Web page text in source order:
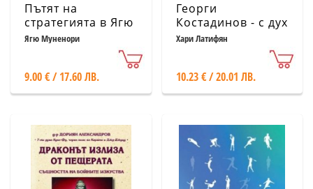
Пътят на
стратегията в Ягю
Шинкагерю
Ягю Муненори
9.00 € / 17.60 ЛВ.
Георги
Костадинов - с дух
на победител
Хари Латифян
10.23 € / 20.01 ЛВ.